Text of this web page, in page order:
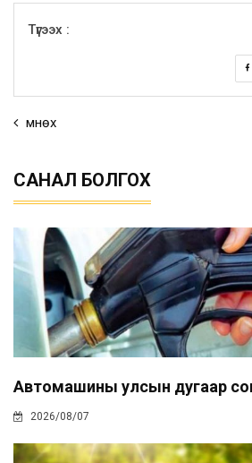
Түгээх :
Өмнөх
САНАЛ БОЛГОХ
Автомашины улсын дугаар
2026/08/07